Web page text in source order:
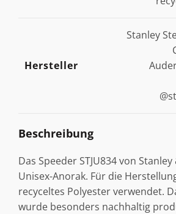
Hersteller
Stanley
Beschreibung
Das Speeder STJU834 von
Unisex-Anorak. Für die
recyceltes Polyester verwendet.
wurde besonders nachhaltig